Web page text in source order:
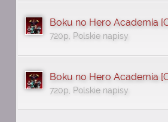
Boku no Hero Academia
720p, Polskie napisy
Boku no Hero Academia
720p, Polskie napisy